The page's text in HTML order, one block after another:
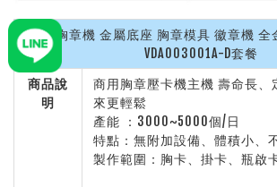
胸章機 金屬底座 胸章模具 徽章機
VDA003001A-D套餐
商品說
明
商用胸章壓卡機主機 壽命長、
來更輕鬆
產能 ：3000~5000個/日
特點：無附加設備、體積小、
製作範圍：胸卡、掛卡、瓶啟